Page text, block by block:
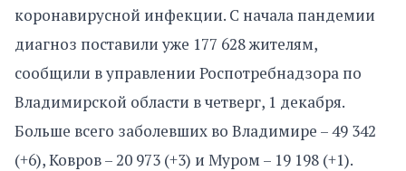
коронавирусной инфекции. С начала пандемии
диагноз поставили уже 177 628 жителям,
сообщили в управлении Роспотребнадзора по
Владимирской области в четверг, 1 декабря.
Больше всего заболевших во Владимире – 49 342
(+6), Ковров – 20 973 (+3) и Муром – 19 198 (+1).